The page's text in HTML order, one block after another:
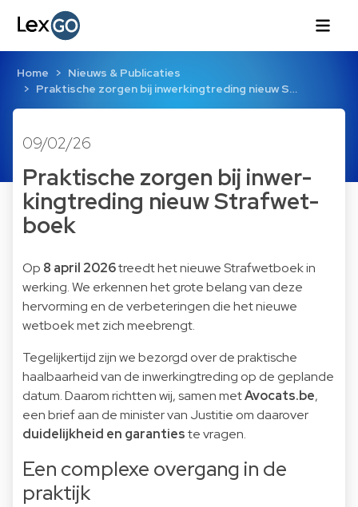
Home
Nieuws & Publicaties
Praktische zorgen bij in­wer­king­tre­ding nieuw S…
09/02/26
Praktische zorgen bij in­wer­
king­tre­ding nieuw Straf­wet­
boek
Op 8 april 2026treedt het nieuwe Strafwetboek in
werking. We erkennen het grote belang van deze
hervorming en de verbeteringen die het nieuwe
wetboek met zich meebrengt.
Tegelijkertijd zijn we bezorgd over de praktische
haalbaarheid van de inwerkingtreding op de geplande
datum. Daarom richtten wij, samen metAvocats.be,
een brief aan de minister van Justitie om daarover
duidelijkheid en garantieste vragen.
Een complexe overgang in de
praktijk